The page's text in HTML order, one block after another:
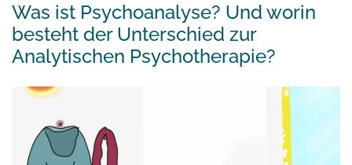
Was ist Psychoanalyse? Und worin
besteht der Unterschied zur
Analytischen Psychotherapie?